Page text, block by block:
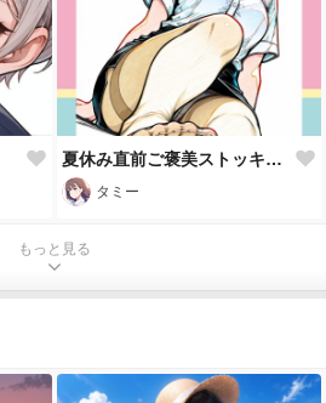
夏休み直前ご褒美ストッキング
タミー
もっと見る